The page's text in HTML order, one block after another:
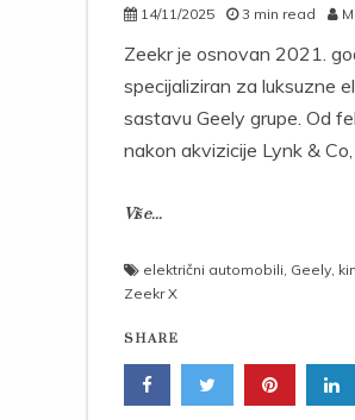
14/11/2025 3 min read
Zeekr je osnovan 2021.
specijaliziran za luksuzne
sastavu Geely grupe. Od
nakon akvizicije Lynk &
Više...
električni automobili Geely
Zeekr X
SHARE